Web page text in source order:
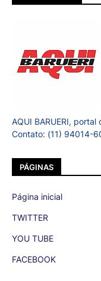
AQUI BARUERI,
Contato: (11) 94014-
PÁGINAS
Página inicial
TWITTER
YOU TUBE
FACEBOOK